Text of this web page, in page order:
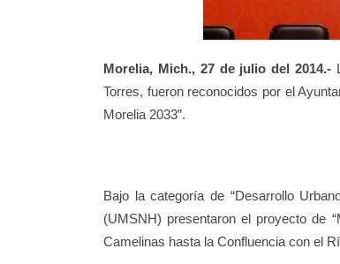
Morelia, Mich., 27 de julio del 2014.-
Torres, fueron reconocidos por el
Morelia 2033”.
Bajo la categoría de “Desarrollo
(UMSNH) presentaron el proyecto de
Camelinas hasta la Confluencia con el